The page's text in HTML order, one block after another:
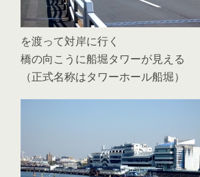
を渡って対岸に行く
橋の向こうに船堀タワーが見える
（正式名称はタワーホール船堀）